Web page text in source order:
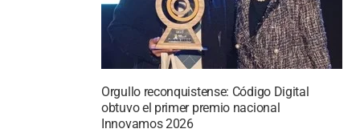
Orgullo reconquistense: Código Digital
obtuvo el primer premio nacional
Innovamos 2026